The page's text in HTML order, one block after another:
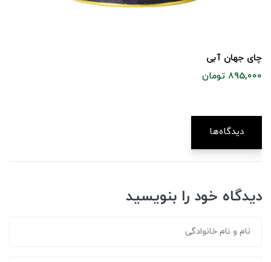
چای جهان آبی
895,000 تومان
دیدگاه‌ها
دیدگاه خود را بنویسید